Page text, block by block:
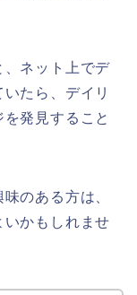
、ネット上でデ
たら、デイリ
発見すること
のある方は、
かもしれませ